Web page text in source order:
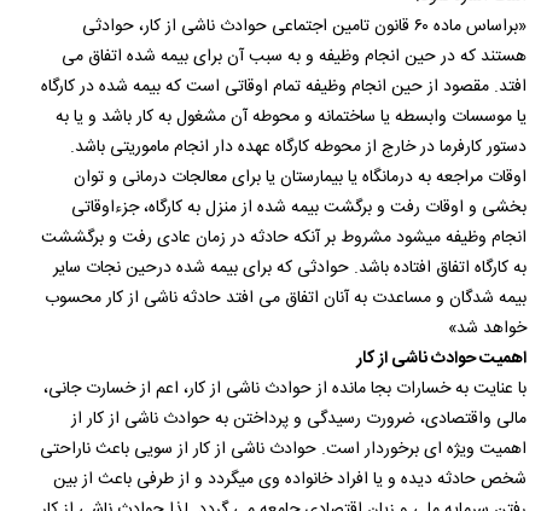
«براساس ماده ۶۰ قانون تامین اجتماعی حوادث ناشی از کار، حوادثی
هستند که در حین انجام وظیفه و به سبب آن برای بیمه شده اتفاق می
افتد. مقصود از حین انجام وظیفه تمام اوقاتی است که بیمه شده در کارگاه
یا موسسات وابسطه یا ساختمانه و محوطه آن مشغول به کار باشد و یا به
دستور کارفرما در خارج از محوطه کارگاه عهده دار انجام ماموریتی باشد.
اوقات مراجعه به درمانگاه یا بیمارستان یا برای معالجات درمانی و توان
بخشی و اوقات رفت و برگشت بیمه شده از منزل به کارگاه، جزءاوقاتی
انجام وظیفه میشود مشروط بر آنکه حادثه در زمان عادی رفت و برگششت
به کارگاه اتفاق افتاده باشد. حوادثی که برای بیمه شده درحین نجات سایر
بیمه شدگان و مساعدت به آنان اتفاق می افتد حادثه ناشی از کار محسوب
خواهد شد»
اهمیت حوادث ناشی از کار
با عنایت به خسارات بجا مانده از حوادث ناشی از کار، اعم از خسارت جانی،
مالی واقتصادی، ضرورت رسیدگی و پرداختن به حوادث ناشی از کار از
اهمیت ویژه ای برخوردار است. حوادث ناشی از کار از سویی باعث ناراحتی
شخص حادثه دیده و یا افراد خانواده وی میگردد و از طرفی باعث از بین